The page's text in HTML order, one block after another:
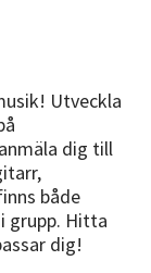
Utveckla
dig till
både
grupp. Hitta
dig!